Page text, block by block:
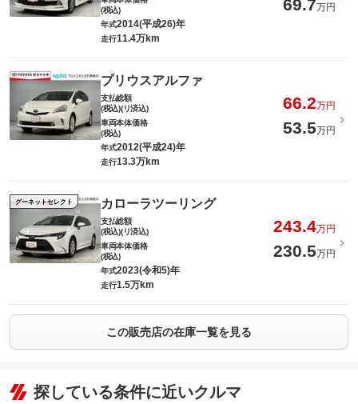
(税込)
69.7万円
年式2014(平成26)年
走行11.4万km
プリウスアルファ
支払総額
(税込)(リ済込)
66.2万円
車両本体価格
(税込)
53.5万円
年式2012(平成24)年
走行13.3万km
グーネットセレクト カローラツーリング
支払総額
(税込)(リ済込)
243.4万円
車両本体価格
(税込)
230.5万円
年式2023(令和5)年
走行1.5万km
この販売店の在庫一覧を見る
探している条件に近いクルマ